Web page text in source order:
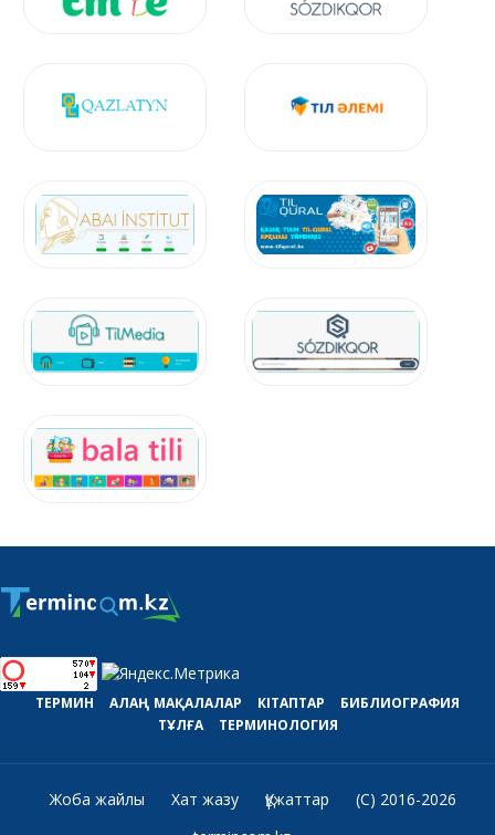
ТЕРМИН АЛАҢ МАҚАЛАЛАР КІТАПТАР
БИБЛИОГРАФИЯ
ТҰЛҒА
ТЕРМИНОЛОГИЯ
Жоба жайлы Хат жазу Құжаттар
(C) 2016-2026